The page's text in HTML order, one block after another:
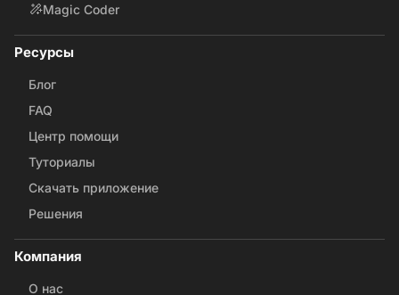
Magic Coder
Ресурсы
Блог
FAQ
Центр помощи
Туториалы
Скачать приложение
Решения
Компания
О нас